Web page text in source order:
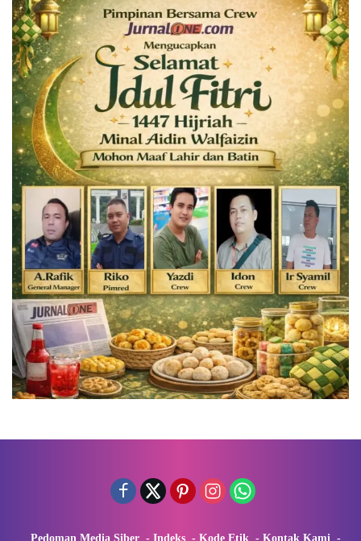
Pedoman Media Siber Indeks Kode Etik Kontak Kami